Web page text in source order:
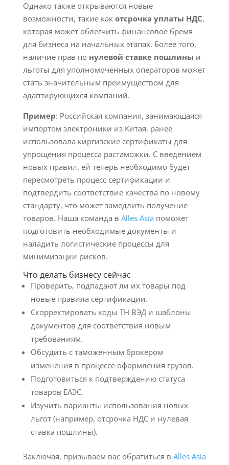
Однако также открываются новые
возможности, такие как отсрочка уплаты НДС,
которая может облегчить финансовое бремя
для бизнеса на начальных этапах. Более того,
наличие прав по нулевой ставке пошлины и
льготы для уполномоченных операторов может
стать значительным преимуществом для
адаптирующихся компаний.
Пример: Российская компания, занимающаяся
импортом электроники из Китая, ранее
использовала киргизские сертификаты для
упрощения процесса растаможки. С введением
новых правил, ей теперь необходимо будет
пересмотреть процесс сертификации и
подтвердить соответствие качества по новому
стандарту, что может замедлить получение
товаров. Наша команда в Alles Asia поможет
подготовить необходимые документы и
наладить логистические процессы для
минимизации рисков.
Что делать бизнесу сейчас
Проверить, подпадают ли их товары под
новые правила сертификации.
Скорректировать коды ТН ВЭД и шаблоны
документов для соответствия новым
требованиям.
Обсудить с таможенным брокером
изменения в процессе оформления грузов.
Подготовиться к подтверждению статуса
товаров ЕАЭС.
Изучить варианты использования новых
льгот (например, отсрочка НДС и нулевая
ставка пошлины).
Заключая, призываем вас обратиться в Alles Asia